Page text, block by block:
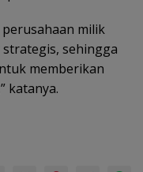
milik
sehingga
memberikan
katanya.